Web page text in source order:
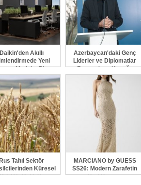
Daikin'den Akıllı
Yeni
Madoka Plus
Türkiye'de
Azerbaycan'daki Genç
Liderler ve Diplomatlar
Forumu'nun Konuğu
Mentör ve Akademisyen
Fatih Elibol Oldu
Tahıl Sektör
Küresel
Ve Kıtlık Uyarısı
MARCIANO by GUESS
SS26: Modern Zarafetin
Yeni Yorumu